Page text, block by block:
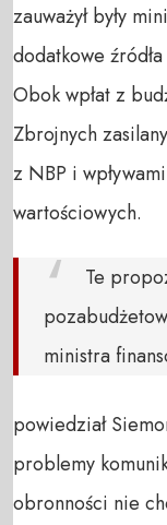
zauważył były
dodatkowe
Obok wpłat z
Zbrojnych
z NBP i
wartościowych.
Te
ministra
powiedział
problemy
obronności nie